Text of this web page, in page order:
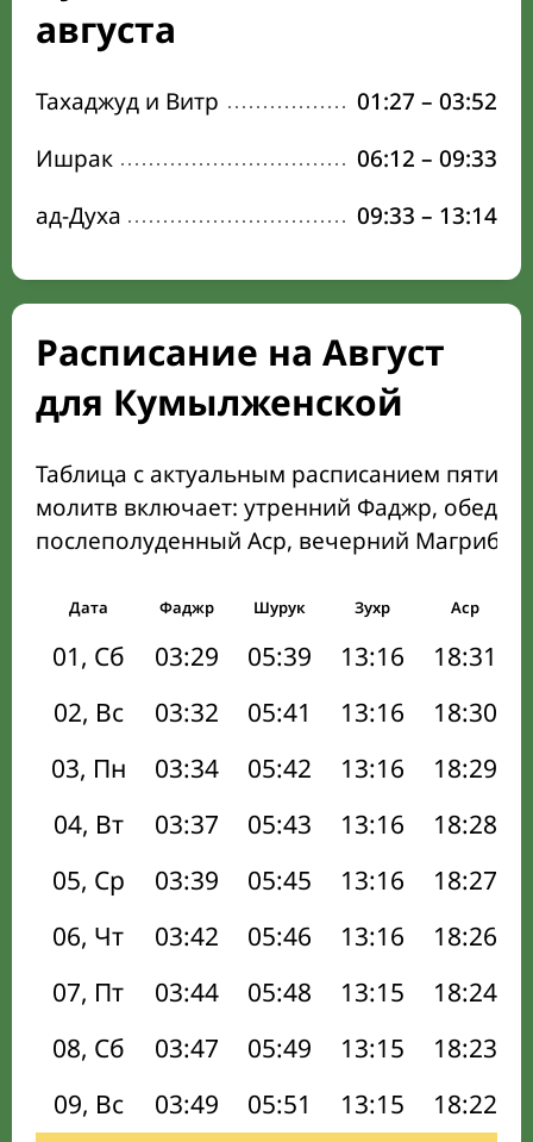
августа
Тахаджуд и Витр 01:27 – 03:52
Ишрак
06:12 – 09:33
ад-Духа
09:33 – 13:14
Расписание на Август
для Кумылженской
Таблица с актуальным расписанием пяти
молитв включает: утренний Фаджр,
послеполуденный Аср, вечерний Магриб
Дата Фаджр Шурук Зухр Аср
01, Сб 03:29 05:39 13:16 18:31
02, Вс
03:32 05:41 13:16 18:30
03, Пн
03:34 05:42 13:16 18:29
04, Вт
03:37 05:43 13:16 18:28
05, Ср
03:39 05:45 13:16 18:27
06, Чт
03:42 05:46 13:16 18:26
07, Пт
03:44 05:48 13:15 18:24
08, Сб
03:47 05:49 13:15 18:23
09, Вс
03:49 05:51 13:15 18:22